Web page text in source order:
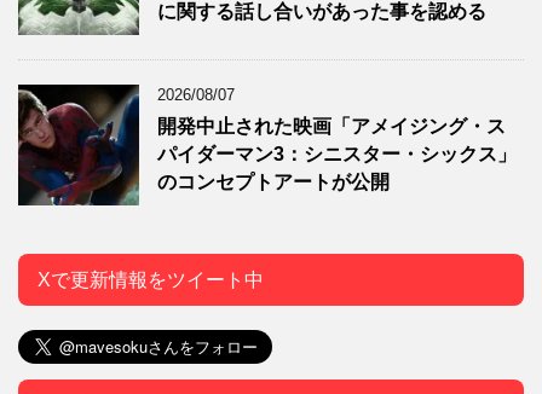
に関する話し合いがあった事を認める
2026/08/07
開発中止された映画「アメイジング・ス
パイダーマン3：シニスター・シックス」
のコンセプトアートが公開
Xで更新情報をツイート中